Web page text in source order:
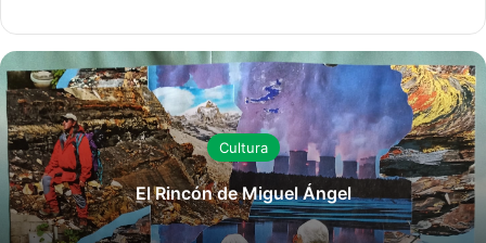
Cultura
El Rincón de Miguel Ángel